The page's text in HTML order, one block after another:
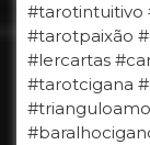
#tarotintuitivo
#tarotpaixão
#lercartas
#tarotcigana